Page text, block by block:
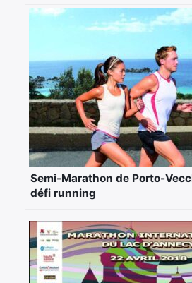
Semi-Marathon de Porto-
défi running